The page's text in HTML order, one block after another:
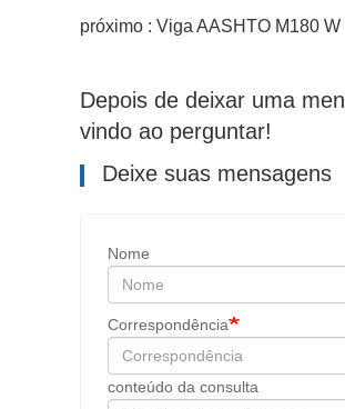
próximo : Viga AASHTO M180 W
Depois de deixar uma
vindo ao perguntar!
Deixe suas mensagens
Nome
Correspondência
conteúdo da consulta